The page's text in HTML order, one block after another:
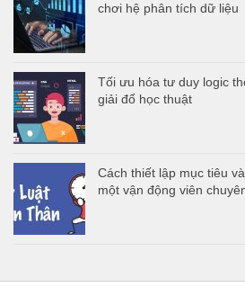
chơi hệ phân tích dữ liệu
Tối ưu hóa tư duy logic
giải đố học thuật
Cách thiết lập mục tiêu
một vận động viên